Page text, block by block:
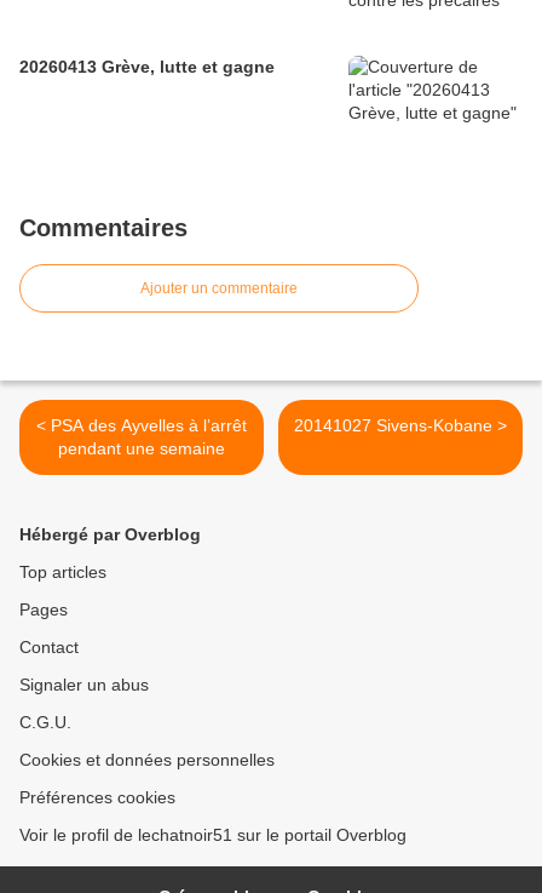
20260413 Grève, lutte et gagne
Commentaires
Ajouter un commentaire
< PSA des Ayvelles à l’arrêt
pendant une semaine
20141027 Sivens-Kobane >
Hébergé par Overblog
Top articles
Pages
Contact
Signaler un abus
C.G.U.
Cookies et données personnelles
Préférences cookies
Voir le profil de lechatnoir51 sur le portail Overblog